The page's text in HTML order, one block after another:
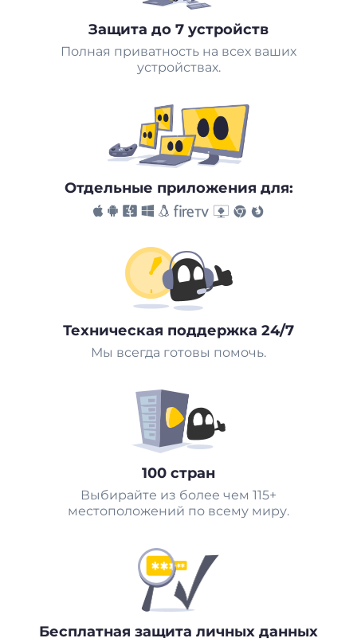
Защита до 7 устройств
Полная приватность на всех ваших
устройствах.
Отдельные приложения для:
Техническая поддержка 24/7
Мы всегда готовы помочь.
100 стран
Выбирайте из более чем 115+
местоположений по всему миру.
Бесплатная защита личных данных